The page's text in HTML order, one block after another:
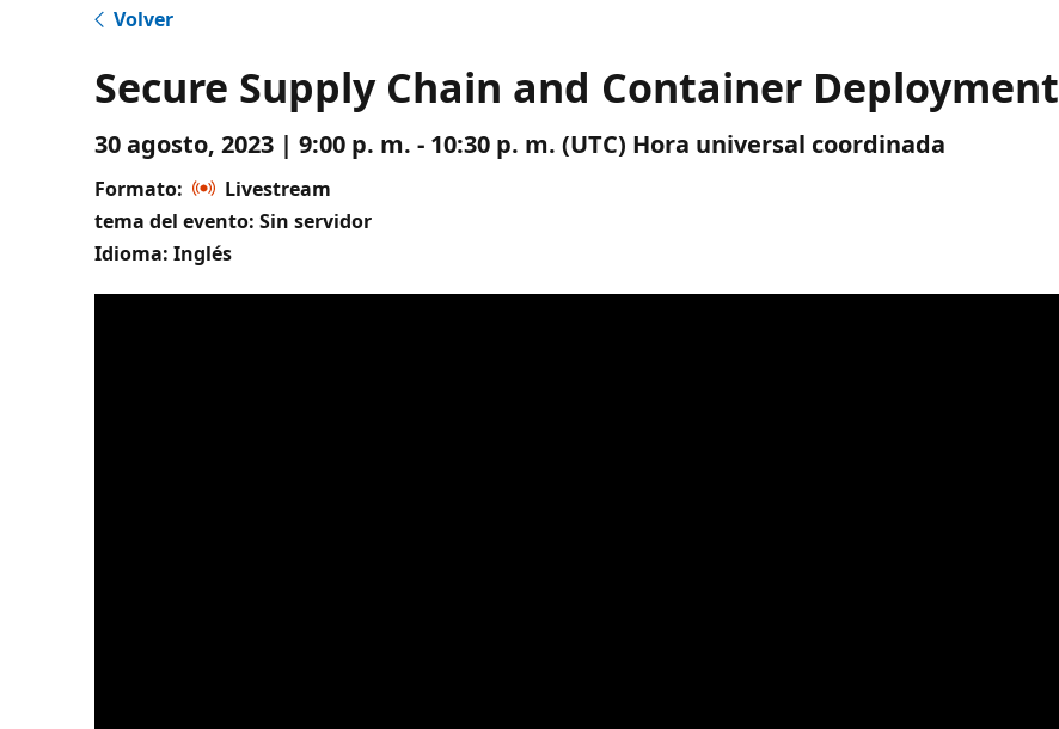
Volver
Secure Supply Chain and Container Deployment
30 agosto, 2023 | 9:00 p. m. - 10:30 p. m. (UTC) Hora universal coordinada
Formato:
Livestream
tema del evento: Sin servidor
Idioma: Inglés